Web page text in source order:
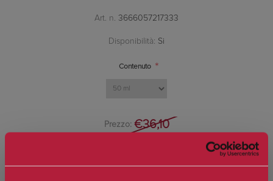
Art. n. 3666057217333
Disponibilità: Si
Contenuto *
Prezzo: €36,10